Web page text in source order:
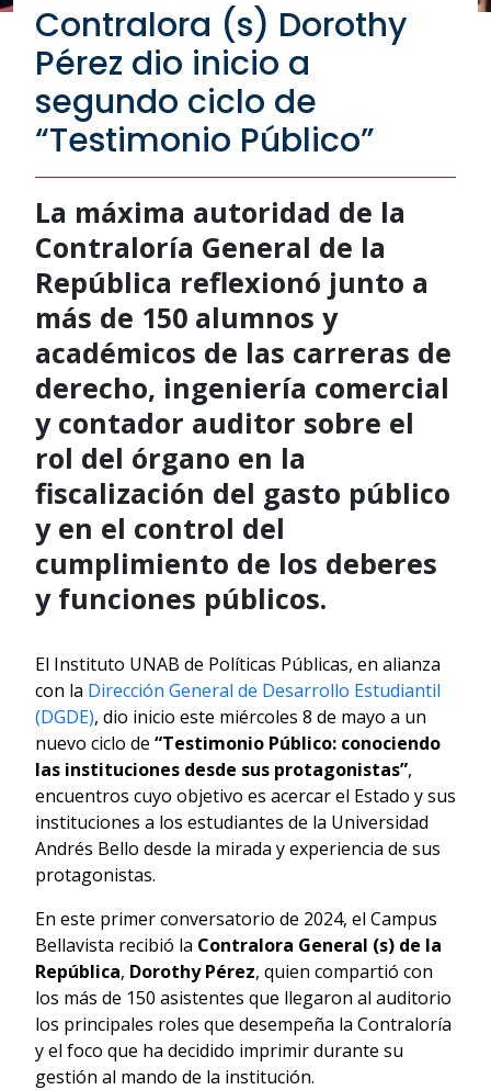
Contralora (s) Dorothy
Pérez dio inicio a
segundo ciclo de
“Testimonio Público”
La máxima autoridad de la
Contraloría General de la
República reflexionó junto a
más de 150 alumnos y
académicos de las carreras de
derecho, ingeniería comercial
y contador auditor sobre el
rol del órgano en la
fiscalización del gasto público
y en el control del
cumplimiento de los deberes
y funciones públicos.
El Instituto UNAB de Políticas Públicas, en alianza
con la Dirección General de Desarrollo Estudiantil
(DGDE), dio inicio este miércoles 8 de mayo a un
nuevo ciclo de “Testimonio Público: conociendo
las instituciones desde sus protagonistas”,
encuentros cuyo objetivo es acercar el Estado y sus
instituciones a los estudiantes de la Universidad
Andrés Bello desde la mirada y experiencia de sus
protagonistas.
En este primer conversatorio de 2024, el Campus
Bellavista recibió la Contralora General (s) de la
República, Dorothy Pérez, quien compartió con
los más de 150 asistentes que llegaron al auditorio
los principales roles que desempeña la Contraloría
y el foco que ha decidido imprimir durante su
gestión al mando de la institución.